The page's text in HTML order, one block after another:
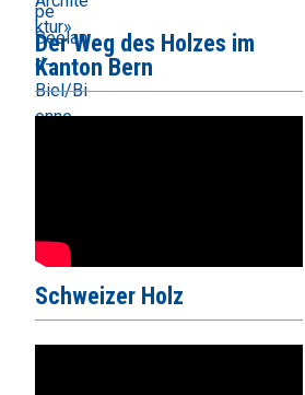
Der Weg des Holzes im
Kanton Bern
Schweizer Holz